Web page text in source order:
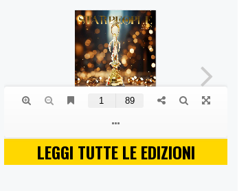
LEGGI TUTTE LE EDIZIONI